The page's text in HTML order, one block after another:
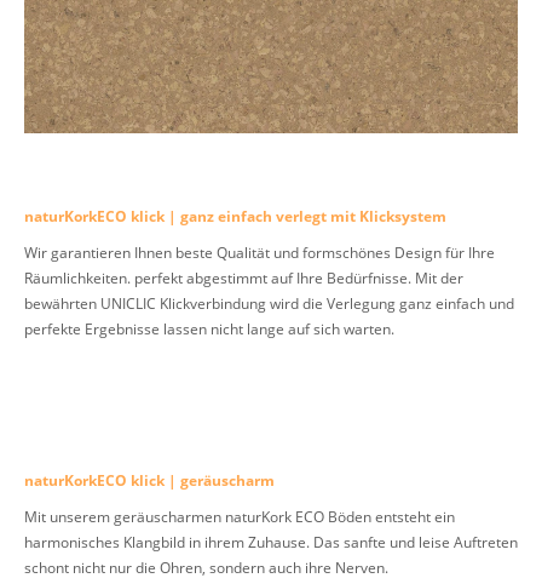
naturKorkECO klick | ganz einfach verlegt mit Klicksystem
Wir garantieren Ihnen beste Qualität und formschönes Design für Ihre
Räumlichkeiten. perfekt abgestimmt auf Ihre Bedürfnisse. Mit der
bewährten UNICLIC Klickverbindung wird die Verlegung ganz einfach und
perfekte Ergebnisse lassen nicht lange auf sich warten.
naturKorkECO klick | geräuscharm
Mit unserem geräuscharmen naturKork ECO Böden entsteht ein
harmonisches Klangbild in ihrem Zuhause. Das sanfte und leise Auftreten
schont nicht nur die Ohren, sondern auch ihre Nerven.